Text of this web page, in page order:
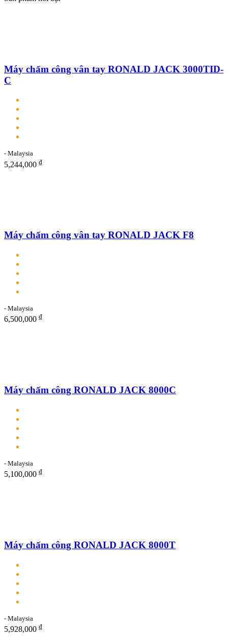
Máy chấm công vân tay RONALD JACK 3000TID-
C
- Malaysia
5,244,000 ₫
Máy chấm công vân tay RONALD JACK F8
- Malaysia
6,500,000 ₫
Máy chấm công RONALD JACK 8000C
- Malaysia
5,100,000 ₫
Máy chấm công RONALD JACK 8000T
- Malaysia
5,928,000 ₫